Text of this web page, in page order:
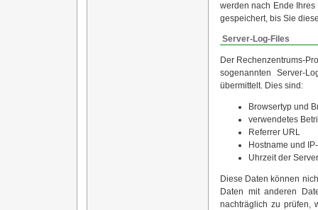
werden nach Ende
gespeichert, bis Sie
Server-Log-Files
Der Rechenzentrums-
sogenannten Server-
übermittelt. Dies sind:
Browsertyp und
verwendetes
Referrer URL
Hostname und
Uhrzeit der
Diese Daten können
Daten mit anderen
nachträglich zu prüfen,